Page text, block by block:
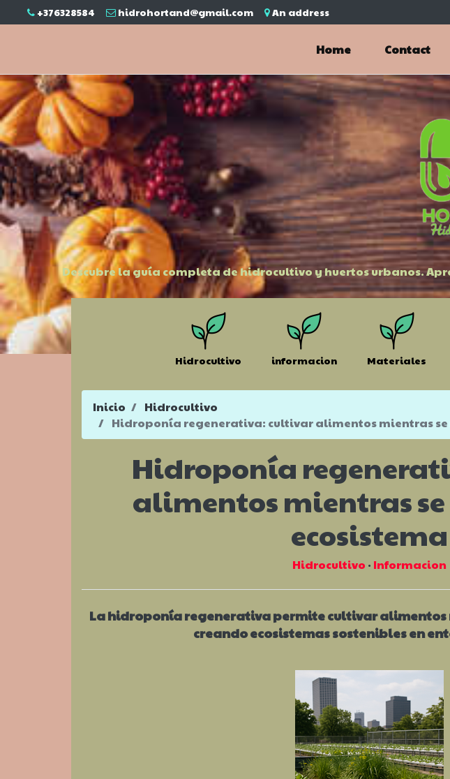
+376328584 hidrohortand@gmail.com An address
Home Contact
Descubre la guía completa de hidrocultivo y huertos urbanos.
Hidrocultivo informacion Materiales
Inicio
Hidrocultivo
Hidroponía regenerativa: cultivar alimentos mientras se
Hidroponía
alimentos mientras
ecosistema
Hidrocultivo · Informacion
La hidroponía regenerativa permite cultivar
creando ecosistemas sostenibles en